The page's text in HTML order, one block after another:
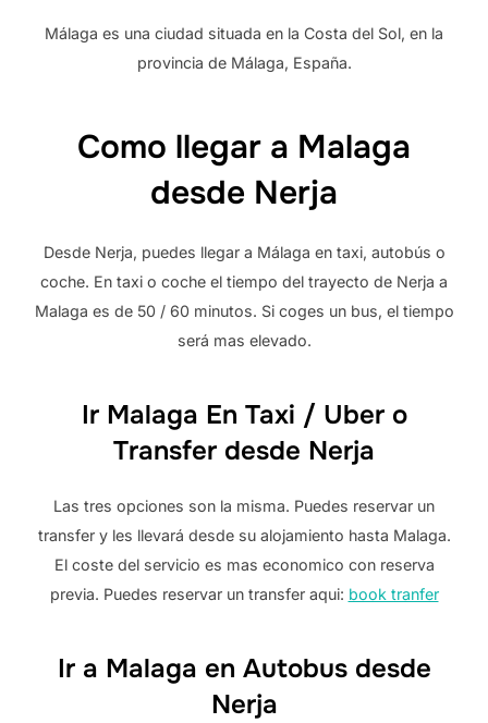
Málaga es una ciudad situada en la Costa del Sol, en la
provincia de Málaga, España.
Como llegar a Malaga
desde Nerja
Desde Nerja, puedes llegar a Málaga en taxi, autobús o
coche. En taxi o coche el tiempo del trayecto de Nerja a
Malaga es de 50 / 60 minutos. Si coges un bus, el tiempo
será mas elevado.
Ir Malaga En Taxi / Uber o
Transfer desde Nerja
Las tres opciones son la misma. Puedes reservar un
transfer y les llevará desde su alojamiento hasta Malaga.
El coste del servicio es mas economico con reserva
previa. Puedes reservar un transfer aqui: book tranfer
Ir a Malaga en Autobus desde
Nerja